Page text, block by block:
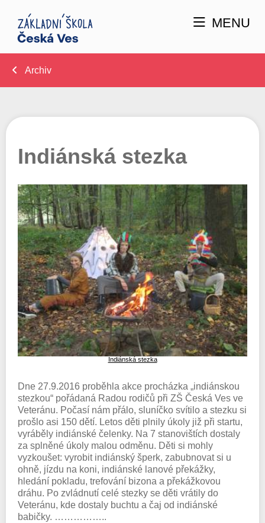
MENU
Archiv
Indiánská stezka
Indiánská stezka
Dne 27.9.2016 proběhla akce procházka „indiánskou
stezkou“ pořádaná Radou rodičů při ZŠ Česká Ves ve
Veteránu. Počasí nám přálo, sluníčko svítilo a stezku si
prošlo asi 150 dětí. Letos děti plnily úkoly již při startu,
vyráběly indiánské čelenky. Na 7 stanovištích dostaly
za splněné úkoly malou odměnu. Děti si mohly
vyzkoušet: vyrobit indiánský šperk, zabubnovat si u
ohně, jízdu na koni, indiánské lanové překážky,
hledání pokladu, trefování bizona a překážkovou
dráhu. Po zvládnutí celé stezky se děti vrátily do
Veteránu, kde dostaly buchtu a čaj od indiánské
babičky. ……………..